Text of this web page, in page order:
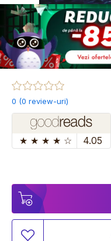
0 (0 review-uri)
★ ★ ★ ★ ☆ 4.05